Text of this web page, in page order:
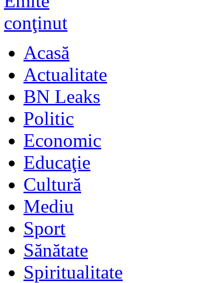
Acasă
Actualitate
BN Leaks
Politic
Economic
Educaţie
Cultură
Mediu
Sport
Sănătate
Spiritualitate